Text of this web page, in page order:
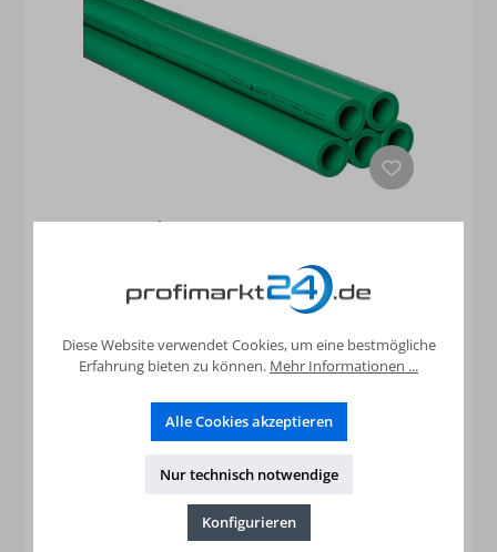
PPR Rohr 25 x 4,2 mm, 20 Stangen 4 m
244,89 €*
Preise inkl. MwSt. zzgl. Versandkosten
In den Warenkorb
Diese Website verwendet Cookies, um eine bestmögliche
Erfahrung bieten zu können. Mehr Informationen ...
Alle Cookies akzeptieren
Nur technisch notwendige
Konfigurieren